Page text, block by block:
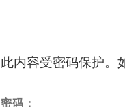
此内容受密码保护。
密码：